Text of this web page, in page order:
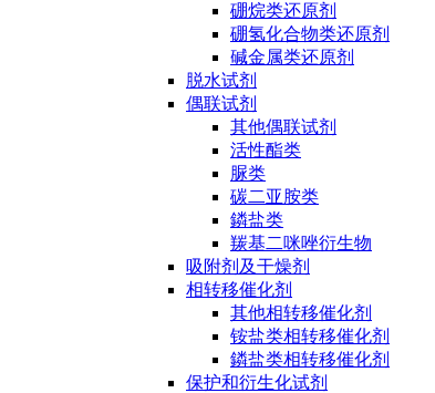
硼烷类还原剂
硼氢化合物类还原剂
碱金属类还原剂
脱水试剂
偶联试剂
其他偶联试剂
活性酯类
脲类
碳二亚胺类
鏻盐类
羰基二咪唑衍生物
吸附剂及干燥剂
相转移催化剂
其他相转移催化剂
铵盐类相转移催化剂
鏻盐类相转移催化剂
保护和衍生化试剂